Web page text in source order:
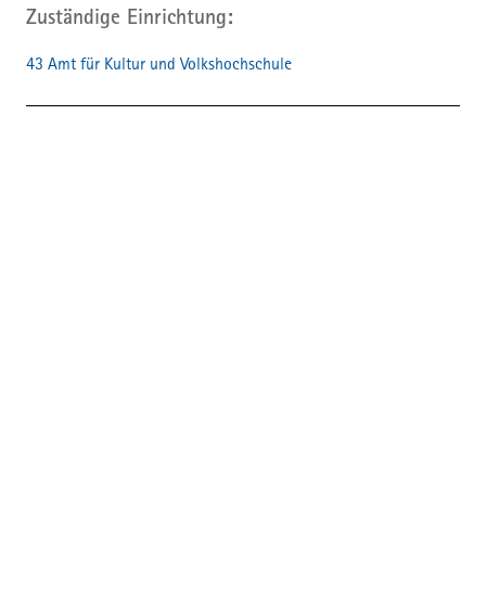
Zuständige Einrichtung
43 Amt für Kultur und Volkshochschule